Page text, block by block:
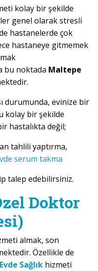
kolay bir şekilde
genel olarak stresli
hastanelerde çok
hastaneye gitmemek
bu noktada Maltepe
durumunda, evinize bir
kolay bir şekilde
hastalıkta değil;
tahlili yaptırma,
serum takma
talep edebilirsiniz.
Doktor
almak, son
Özellikle de
Sağlık hizmeti